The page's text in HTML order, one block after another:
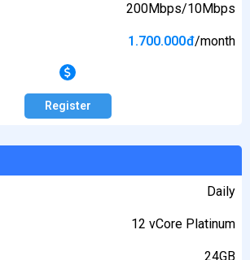
200Mbps/10Mbps
1.700.000đ/month
Register
Daily
12 vCore Platinum
24GB